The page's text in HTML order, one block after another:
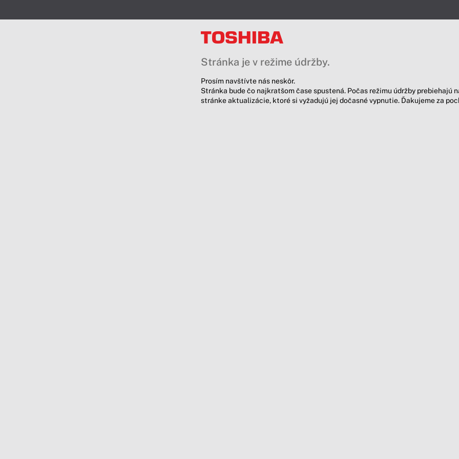
Stránka je v režime údržby.
Prosím navštívte nás neskôr.
Stránka bude čo najkratšom čase spustená. Počas režimu údržby prebiehajú
stránke aktualizácie, ktoré si vyžadujú jej dočasné vypnutie. Ďakujeme za